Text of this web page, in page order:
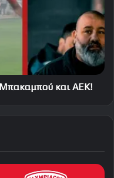
και ΑΕΚ!